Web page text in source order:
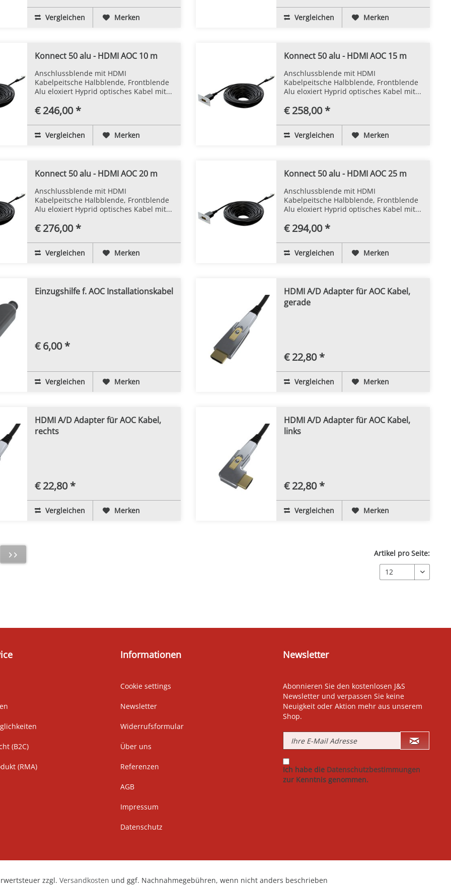
Vergleichen Merken Vergleichen Merken
Konnect 50 alu - HDMI AOC 10 m
Anschlussblende mit HDMI
Kabelpeitsche Halbblende, Frontblende
Alu eloxiert Hyprid optisches Kabel mit...
€ 246,00 *
Vergleichen Merken
Konnect 50 alu - HDMI AOC 15 m
Anschlussblende mit HDMI
Kabelpeitsche Halbblende, Frontblende
Alu eloxiert Hyprid optisches Kabel mit...
€ 258,00 *
Vergleichen Merken
Konnect 50 alu - HDMI AOC 20 m
Anschlussblende mit HDMI
Kabelpeitsche Halbblende, Frontblende
Alu eloxiert Hyprid optisches Kabel mit...
€ 276,00 *
Vergleichen Merken
Konnect 50 alu - HDMI AOC 25 m
Anschlussblende mit HDMI
Kabelpeitsche Halbblende, Frontblende
Alu eloxiert Hyprid optisches Kabel mit...
€ 294,00 *
Vergleichen Merken
Einzugshilfe f. AOC Installationskabel
€ 6,00 *
Vergleichen Merken
HDMI A/D Adapter für AOC Kabel,
gerade
€ 22,80 *
Vergleichen Merken
HDMI A/D Adapter für AOC Kabel,
rechts
€ 22,80 *
Vergleichen Merken
HDMI A/D Adapter für AOC Kabel,
links
€ 22,80 *
Vergleichen Merken
Artikel pro Seite:
(B2C)
(RMA)
Informationen
Cookie settings
Newsletter
Widerrufsformular
Über uns
Referenzen
AGB
Impressum
Datenschutz
Newsletter
Abonnieren Sie den kostenlosen J&S
Newsletter und verpassen Sie keine
Neuigkeit oder Aktion mehr aus unserem
Shop.
Ich habe die Datenschutzbestimmungen
zur Kenntnis genommen.
zzgl. Versandkosten und ggf. Nachnahmegebühren, wenn nicht anders beschrieben